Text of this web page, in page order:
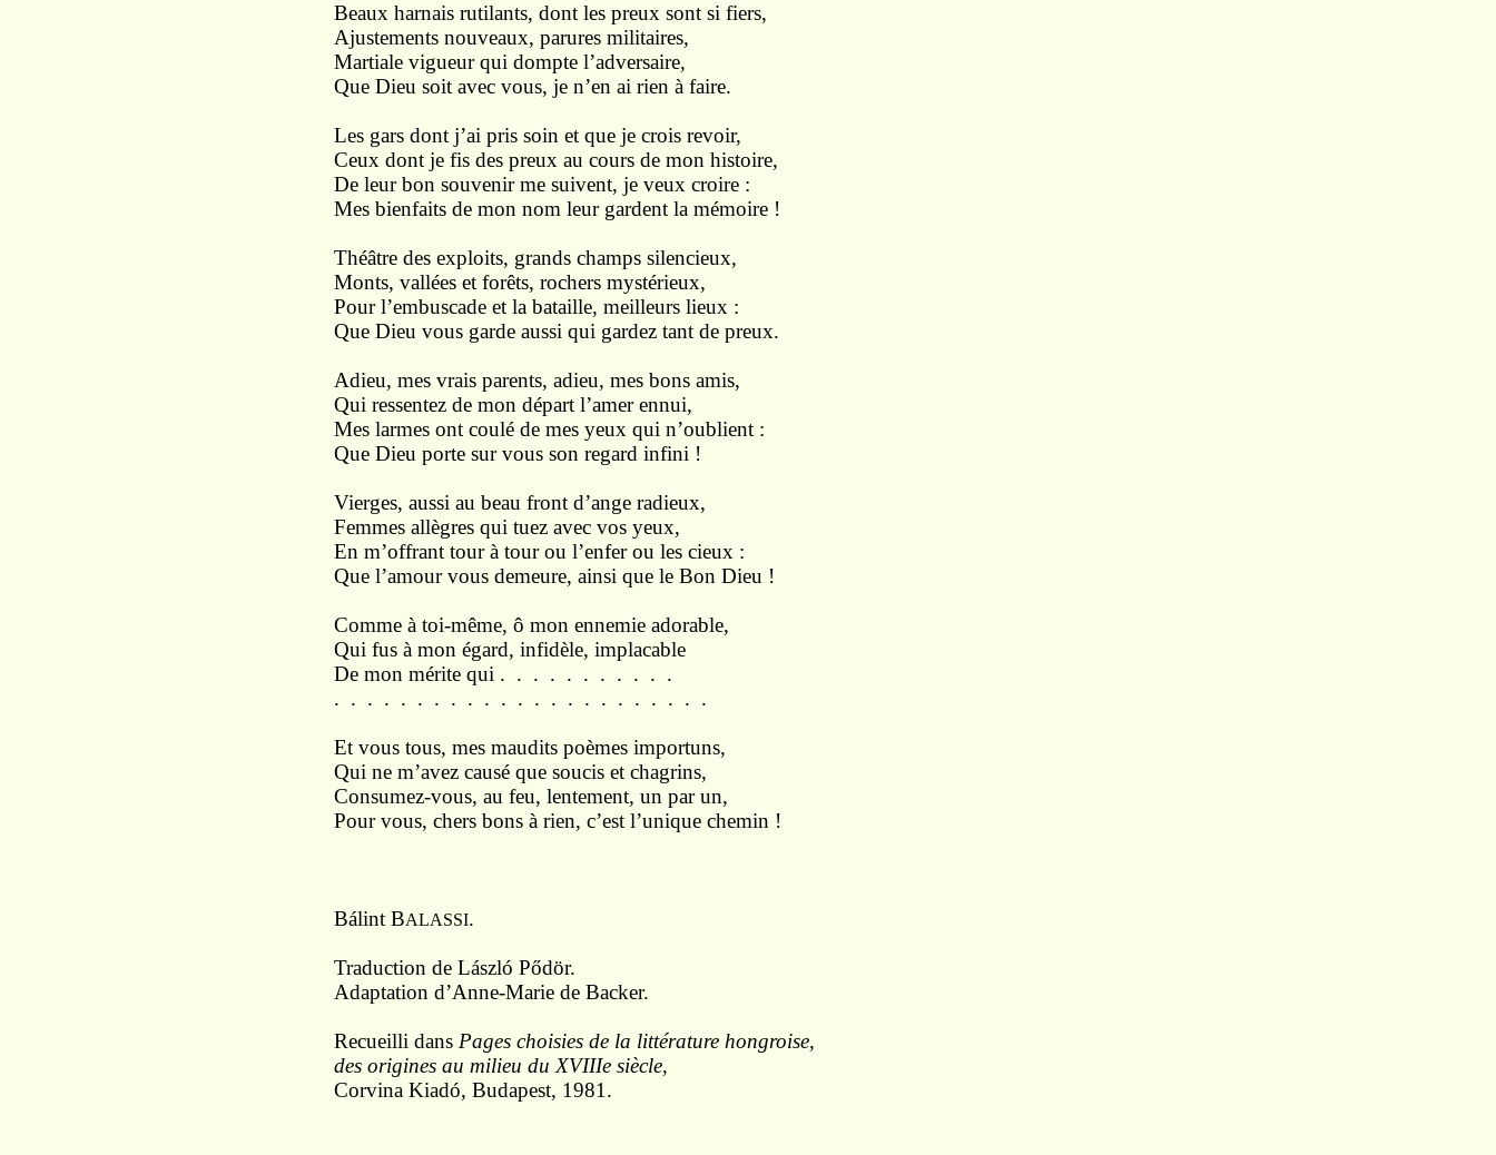
Beaux harnais rutilants, dont les preux sont si fiers,
Ajustements nouveaux, parures militaires,
Martiale vigueur qui dompte l’adversaire,
Que Dieu soit avec vous, je n’en ai rien à faire.
Les gars dont j’ai pris soin et que je crois revoir,
Ceux dont je fis des preux au cours de mon histoire,
De leur bon souvenir me suivent, je veux croire :
Mes bienfaits de mon nom leur gardent la mémoire !
Théâtre des exploits, grands champs silencieux,
Monts, vallées et forêts, rochers mystérieux,
Pour l’embuscade et la bataille, meilleurs lieux :
Que Dieu vous garde aussi qui gardez tant de preux.
Adieu, mes vrais parents, adieu, mes bons amis,
Qui ressentez de mon départ l’amer ennui,
Mes larmes ont coulé de mes yeux qui n’oublient :
Que Dieu porte sur vous son regard infini !
Vierges, aussi au beau front d’ange radieux,
Femmes allègres qui tuez avec vos yeux,
En m’offrant tour à tour ou l’enfer ou les cieux :
Que l’amour vous demeure, ainsi que le Bon Dieu !
Comme à toi-même, ô mon ennemie adorable,
Qui fus à mon égard, infidèle, implacable
De mon mérite qui . . . . . . . . . . .
. . . . . . . . . . . . . . . . . . . . . . .
Et vous tous, mes maudits poèmes importuns,
Qui ne m’avez causé que soucis et chagrins,
Consumez-vous, au feu, lentement, un par un,
Pour vous, chers bons à rien, c’est l’unique chemin !
Bálint BALASSI.
Traduction de László Pődör.
Adaptation d’Anne-Marie de Backer.
Recueilli dans Pages choisies de la littérature hongroise,
des origines au milieu du XVIIIe siècle,
Corvina Kiadó, Budapest, 1981.